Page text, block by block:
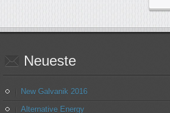
Neueste
New Galvanik 2016
Alternative Energy